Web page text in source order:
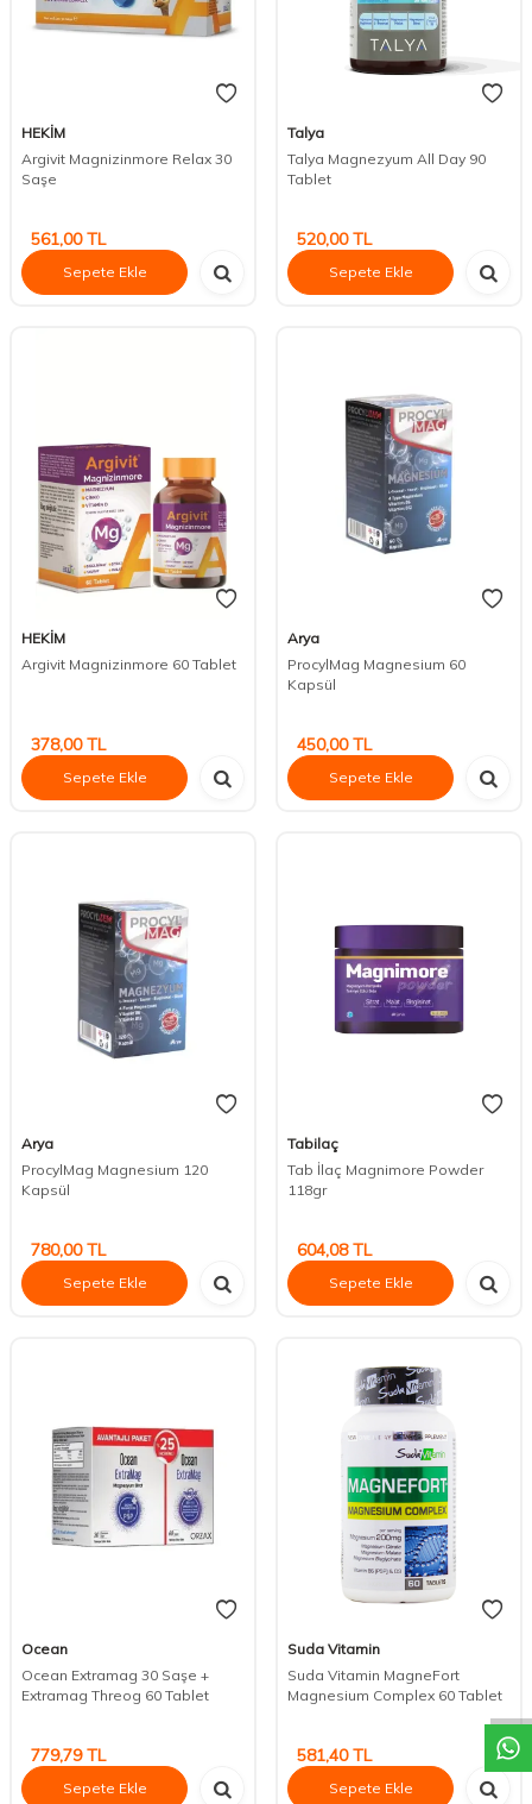
DESTEK
HEKİM
Argivit Magnizinmore Relax 30
Saşe
561,00TL
Sepete Ekle
Talya
Talya Magnezyum All Day 90
Tablet
520,00TL
Sepete Ekle
HEKİM
Argivit Magnizinmore 60 Tablet
378,00TL
Sepete Ekle
Arya
ProcylMag Magnesium 60
Kapsül
450,00TL
Sepete Ekle
Arya
ProcylMag Magnesium 120
Kapsül
780,00TL
Sepete Ekle
Tabilaç
Tab İlaç Magnimore Powder
118gr
604,08TL
Sepete Ekle
Ocean
Ocean Extramag 30 Saşe +
Extramag Threog 60 Tablet
779,79TL
Sepete Ekle
Suda Vitamin
Suda Vitamin MagneFort
Magnesium Complex 60 Tablet
581,40TL
Sepete Ekle